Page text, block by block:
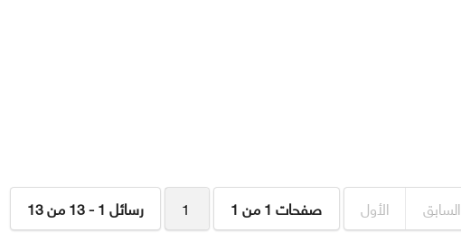
رسائل 1 - 13 من 13 1 صفحات 1 من 1 الأول السابق